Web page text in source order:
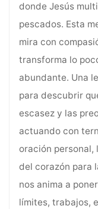
donde Jesús
pescados. Esta
mira con
transforma lo
abundante. Una
para descubrir
escasez y las
actuando con
oración personal,
del corazón para
nos anima a
límites, trabajos,